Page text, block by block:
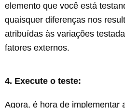
elemento que você está
quaisquer diferenças nos
atribuídas às variações
fatores externos.
4. Execute o teste:
Agora, é hora de implementar